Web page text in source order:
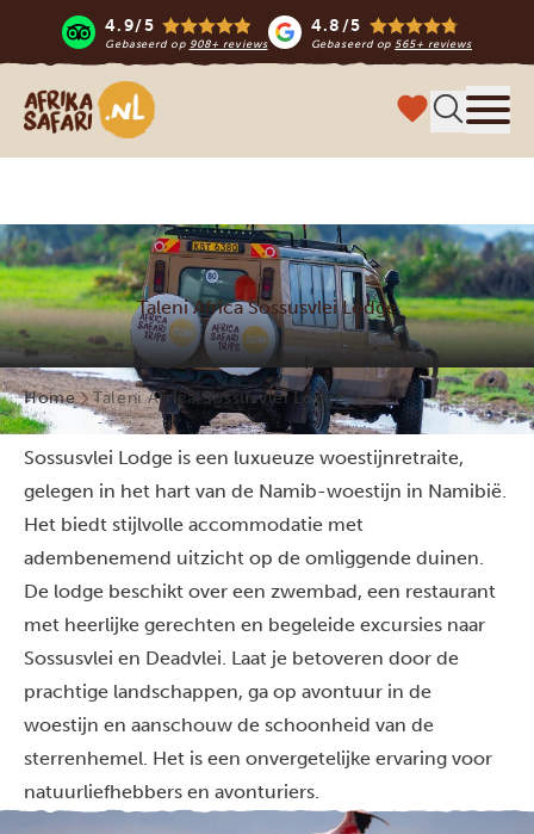
4.9/5
Gebaseerd op 908+ reviews
4.8/5
Gebaseerd op565+ reviews
Afrika safari
Taleni Africa Sossusvlei Lodge
Home Taleni Africa Sossusvlei Lodge
Sossusvlei Lodge is een luxueuze woestijnretraite,
gelegen in het hart van de Namib-woestijn in Namibië.
Het biedt stijlvolle accommodatie met
adembenemend uitzicht op de omliggende duinen.
De lodge beschikt over een zwembad, een restaurant
met heerlijke gerechten en begeleide excursies naar
Sossusvlei en Deadvlei. Laat je betoveren door de
prachtige landschappen, ga op avontuur in de
woestijn en aanschouw de schoonheid van de
sterrenhemel. Het is een onvergetelijke ervaring voor
natuurliefhebbers en avonturiers.